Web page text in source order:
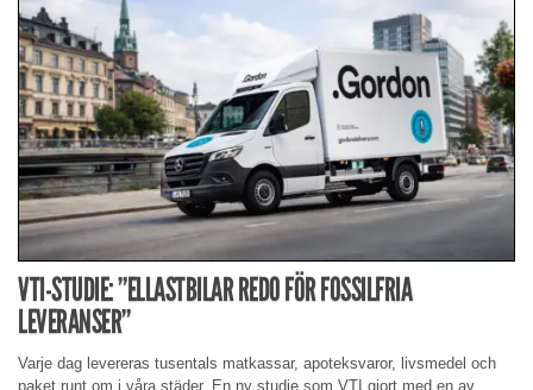
VTI-STUDIE: ”ELLASTBILAR REDO FÖR FOSSILFRIA
LEVERANSER”
Varje dag levereras tusentals matkassar, apoteksvaror, livsmedel och
paket runt om i våra städer. En ny studie som VTI gjort med en av